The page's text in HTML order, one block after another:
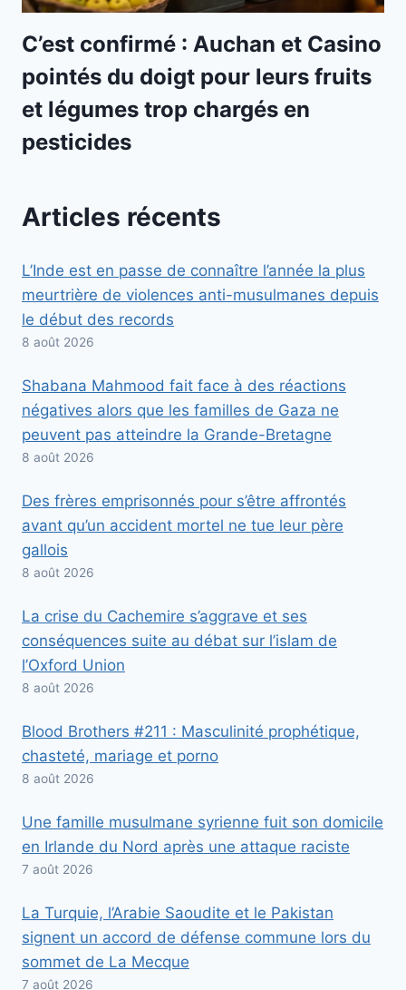
C’est confirmé : Auchan et Casino
pointés du doigt pour leurs fruits
et légumes trop chargés en
pesticides
Articles récents
L’Inde est en passe de connaître l’année la plus
meurtrière de violences anti-musulmanes depuis
le début des records
8 août 2026
Shabana Mahmood fait face à des réactions
négatives alors que les familles de Gaza ne
peuvent pas atteindre la Grande-Bretagne
8 août 2026
Des frères emprisonnés pour s’être affrontés
avant qu’un accident mortel ne tue leur père
gallois
8 août 2026
La crise du Cachemire s’aggrave et ses
conséquences suite au débat sur l’islam de
l’Oxford Union
8 août 2026
Blood Brothers #211 : Masculinité prophétique,
chasteté, mariage et porno
8 août 2026
Une famille musulmane syrienne fuit son domicile
en Irlande du Nord après une attaque raciste
7 août 2026
La Turquie, l’Arabie Saoudite et le Pakistan
signent un accord de défense commune lors du
sommet de La Mecque
7 août 2026